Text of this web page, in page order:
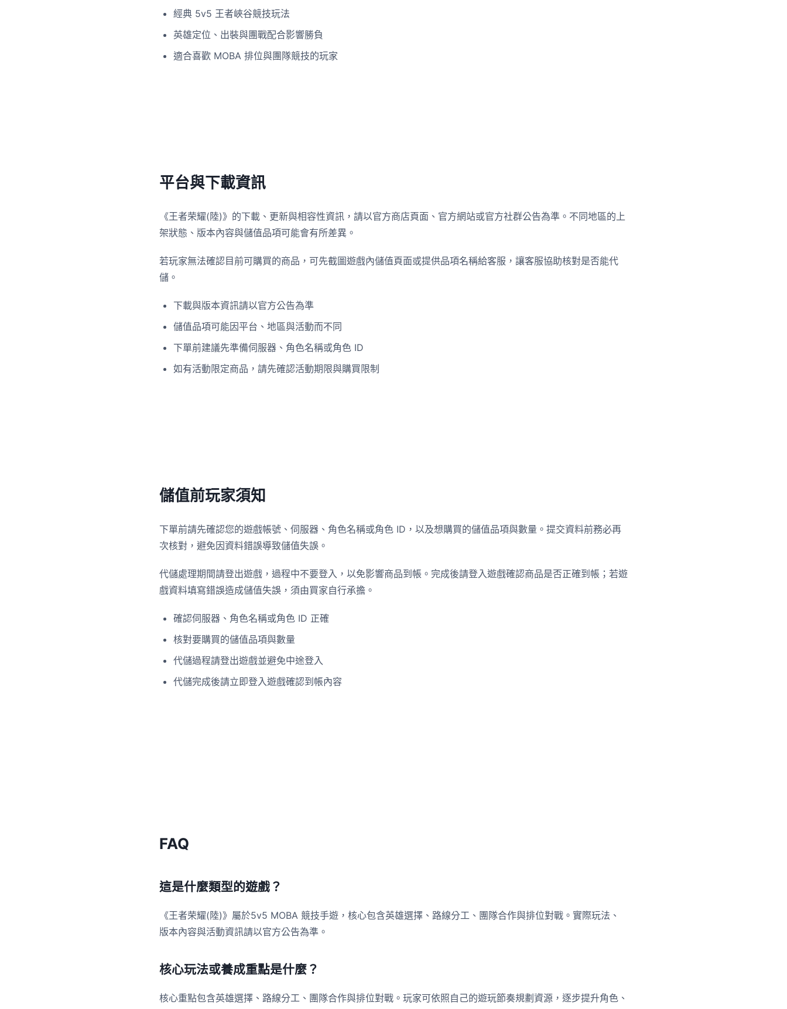
經典 5v5 王者峽谷競技玩法
英雄定位、出裝與團戰配合影響勝負
適合喜歡 MOBA 排位與團隊競技的玩家
平台與下載資訊
《王者荣耀(陸)》的下載、更新與相容性資訊，請以官方商店頁面、官方網站或官方社群公告為準。不同地區的上
架狀態、版本內容與儲值品項可能會有所差異。
若玩家無法確認目前可購買的商品，可先截圖遊戲內儲值頁面或提供品項名稱給客服，讓客服協助核對是否能代
儲。
下載與版本資訊請以官方公告為準
儲值品項可能因平台、地區與活動而不同
下單前建議先準備伺服器、角色名稱或角色 ID
如有活動限定商品，請先確認活動期限與購買限制
儲值前玩家須知
下單前請先確認您的遊戲帳號、伺服器、角色名稱或角色 ID，以及想購買的儲值品項與數量。提交資料前務必再
次核對，避免因資料錯誤導致儲值失誤。
代儲處理期間請登出遊戲，過程中不要登入，以免影響商品到帳。完成後請登入遊戲確認商品是否正確到帳；若遊
戲資料填寫錯誤造成儲值失誤，須由買家自行承擔。
確認伺服器、角色名稱或角色 ID 正確
核對要購買的儲值品項與數量
代儲過程請登出遊戲並避免中途登入
代儲完成後請立即登入遊戲確認到帳內容
FAQ
這是什麼類型的遊戲？
《王者荣耀(陸)》屬於5v5 MOBA 競技手遊，核心包含英雄選擇、路線分工、團隊合作與排位對戰。實際玩法、
版本內容與活動資訊請以官方公告為準。
核心玩法或養成重點是什麼？
核心重點包含英雄選擇、路線分工、團隊合作與排位對戰。玩家可依照自己的遊玩節奏規劃資源，逐步提升角色、